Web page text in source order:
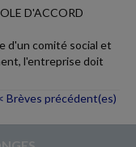
D'ACCORD
d'un comité social et
l'entreprise doit
Brèves précédent(es)